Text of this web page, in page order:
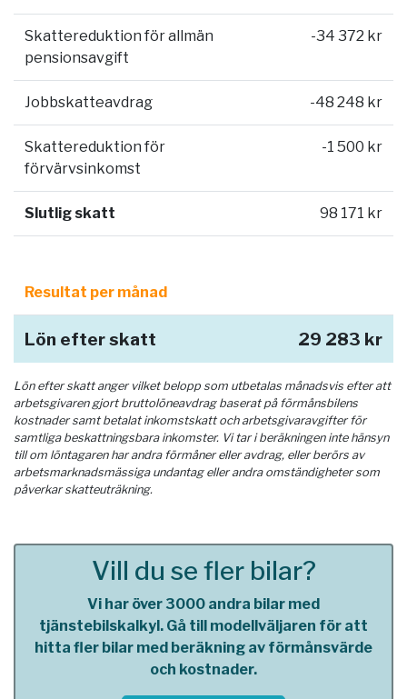
Skattereduktion för allmän
pensionsavgift
-34 372 kr
Jobbskatteavdrag -48 248 kr
Skattereduktion för
förvärvsinkomst
-1 500 kr
Slutlig skatt 98 171 kr
Resultat per månad
Lön efter skatt 29 283 kr
Lön efter skatt anger vilket belopp som utbetalas månadsvis efter att
arbetsgivaren gjort bruttolöneavdrag baserat på förmånsbilens
kostnader samt betalat inkomstskatt och arbetsgivaravgifter för
samtliga beskattningsbara inkomster. Vi tar i beräkningen inte hänsyn
till om löntagaren har andra förmåner eller avdrag, eller berörs av
arbetsmarknadsmässiga undantag eller andra omständigheter som
påverkar skatteuträkning.
Vill du se fler bilar?
Vi har över 3000 andra bilar med
tjänstebilskalkyl. Gå till modellväljaren för att
hitta fler bilar med beräkning av förmånsvärde
och kostnader.